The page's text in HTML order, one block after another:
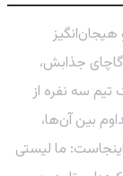
گاچای جذابش،
سه نفره از
بین آن‌ها،
ما لیستی